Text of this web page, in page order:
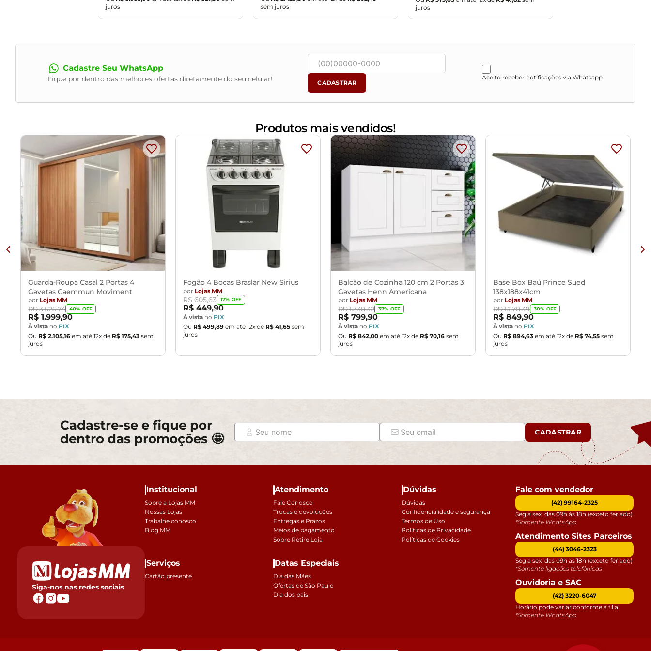
- Por se tratar de estofado as medidas podem ter uma pequena variação de até 3 cm.
- A limpeza deve ser feita com pano levemente umedecido em água limpa, sem esfregar, não utilizar produtos abrasivos, desengordurantes, álcool ou solvente.
Observações importantes:
- Produto para uso residencial em ambiente interno, não devendo ficar exposto diretamente ao sol, calor e umidade excessivos.
- Pode haver alguma diferença de tonalidade entre a imagem e o produto real, por conta do tratamento de imagens e a calibração de cores do seu monitor.
transporte por guincho em apartamentos. Eventuais despesas são de responsabilidade do comprador.
- Confira as dimensões do produto e certifique-se de que passará normalmente por supostos elevadores, portas, escadas e/ou corredores de sua residência.
juros
sem juros
juros
Cadastre Seu WhatsApp
Fique por dentro das melhores ofertas diretamente do seu celular! CADASTRAR
Aceito receber notificações via Whatsapp
Produtos mais vendidos!
Guarda-Roupa Casal 2 Portas 4
Gavetas Caemmun Moviment
por Lojas MM
R$ 3.525,74 40% OFF
R$ 1.999,90
À vista no PIX
Ou R$ 2.105,16 em até 12x de R$ 175,43 sem
juros
Fogão 4 Bocas Braslar New Sirius
por Lojas MM
R$ 605,63 17% OFF
R$ 449,90
À vista no PIX
Ou R$ 499,89 em até 12x de R$ 41,65 sem
juros
Balcão de Cozinha 120 cm 2 Portas 3
Gavetas Henn Americana
por Lojas MM
R$ 1.338,32 37% OFF
R$ 799,90
À vista no PIX
Ou R$ 842,00 em até 12x de R$ 70,16 sem
juros
Base Box Baú Prince Sued
138x188x41cm
por Lojas MM
R$ 1.278,39 30% OFF
R$ 849,90
À vista no PIX
Ou R$ 894,63 em até 12x de R$ 74,55 sem
juros
Cadastre-se e fique por
dentro das promoções 🤩
CADASTRAR
Siga-nos nas redes sociais
Institucional
Sobre a Lojas MM
Nossas Lojas
Trabalhe conosco
Blog MM
Atendimento
Fale Conosco
Trocas e devoluções
Entregas e Prazos
Meios de pagamento
Sobre Retire Loja
Dúvidas
Dúvidas
Confidencialidade e segurança
Termos de Uso
Políticas de Privacidade
Políticas de Cookies
Serviços
Cartão presente
Datas Especiais
Dia das Mães
Ofertas de São Paulo
Dia dos pais
Fale com vendedor
(42) 99164-2325
Seg a sex. das 09h às 18h (exceto feriado)
*Somente WhatsApp
Atendimento Sites Parceiros
(44) 3046-2323
Seg a sex. das 09h às 18h (exceto feriado)
*Somente ligações telefônicas
Ouvidoria e SAC
(42) 3220-6047
Horário pode variar conforme a filial
*Somente WhatsApp